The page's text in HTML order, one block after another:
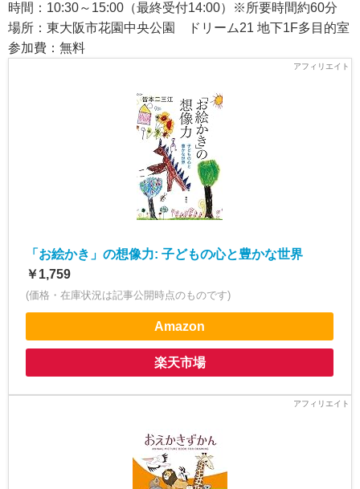
時間：10:30～15:00（最終受付14:00）※所要時間約60分
場所：東大阪市花園中央公園 ドリーム21 地下1F多目的室
参加費：無料
「お絵かき」の想像力: 子どもの心と豊かな世界
￥1,759
(価格・在庫状況は記事公開時点のものです)
Amazon
楽天市場